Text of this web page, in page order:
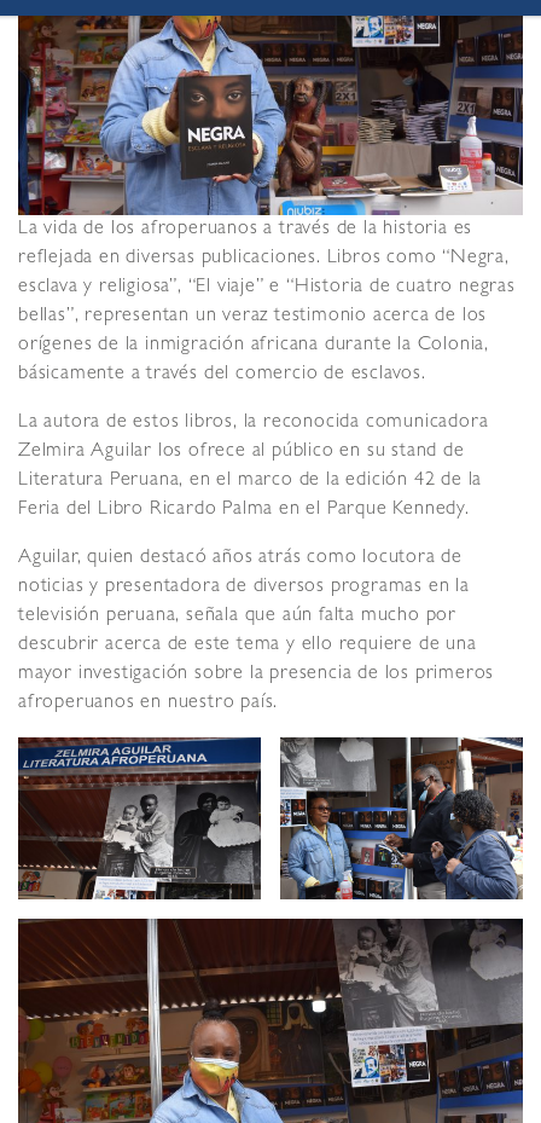
La vida de los afroperuanos a través de la historia es
reflejada en diversas publicaciones. Libros como “Negra,
esclava y religiosa”, “El viaje” e “Historia de cuatro negras
bellas”, representan un veraz testimonio acerca de los
orígenes de la inmigración africana durante la Colonia,
básicamente a través del comercio de esclavos.
La autora de estos libros, la reconocida comunicadora
Zelmira Aguilar los ofrece al público en su stand de
Literatura Peruana, en el marco de la edición 42 de la
Feria del Libro Ricardo Palma en el Parque Kennedy.
Aguilar, quien destacó años atrás como locutora de
noticias y presentadora de diversos programas en la
televisión peruana, señala que aún falta mucho por
descubrir acerca de este tema y ello requiere de una
mayor investigación sobre la presencia de los primeros
afroperuanos en nuestro país.